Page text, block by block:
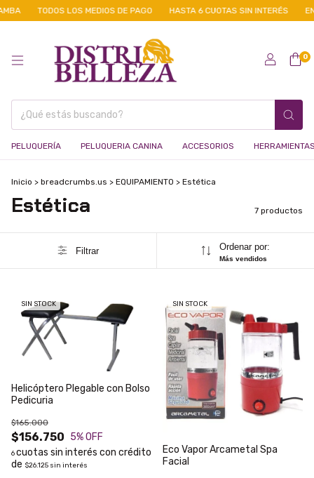
TODOS LOS MEDIOS DE PAGO HASTA 6 CUOTAS SIN INTERÉS
0
PELUQUERÍA PELUQUERIA CANINA ACCESORIOS
Inicio > breadcrumbs.us > EQUIPAMIENTO > Estética
Estética 7 productos
Filtrar Ordenar por:
Más vendidos
SIN STOCK
Helicóptero Plegable con Bolso
Pedicuria
$156.750
$165.000
5% OFF
6
$26.125 sin interés
SIN STOCK
Eco Vapor Arcametal Spa
Facial